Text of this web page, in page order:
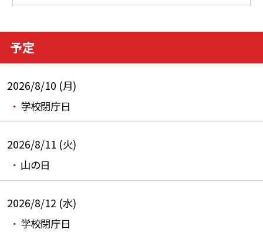
予定
2026/8/10 (月)
学校閉庁日
2026/8/11 (火)
山の日
2026/8/12 (水)
学校閉庁日